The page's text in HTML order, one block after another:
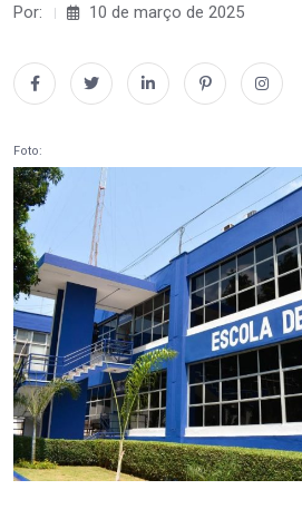
Por: 10 de março de 2025
Foto: